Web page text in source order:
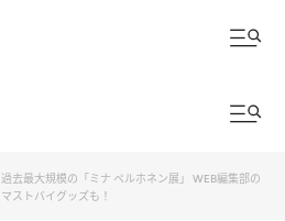
過去最大規模の「ミナ ペルホネン展」 WEB編集部の
マストバイグッズも！